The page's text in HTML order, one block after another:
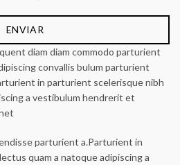
diam diam commodo parturient
convallis bulum parturient
in parturient scelerisque nibh
a vestibulum hendrerit et
parturient a.Parturient in
quam a natoque adipiscing a